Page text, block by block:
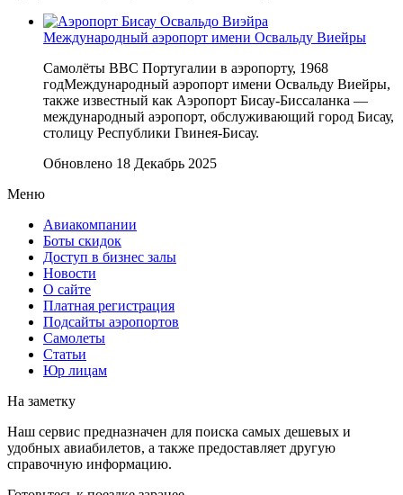
Международный аэропорт имени Освальду Виейры
Самолёты ВВС Португалии в аэропорту, 1968
годМеждународный аэропорт имени Освальду Виейры,
также известный как Аэропорт Бисау-Биссаланка —
международный аэропорт, обслуживающий город Бисау,
столицу Республики Гвинея-Бисау.
Обновлено 18 Декабрь 2025
Меню
Авиакомпании
Боты скидок
Доступ в бизнес залы
Новости
О сайте
Платная регистрация
Подсайты аэропортов
Самолеты
Статьи
Юр лицам
На заметку
Наш сервис предназначен для поиска самых дешевых и
удобных авиабилетов, а также предоставляет другую
справочную информацию.